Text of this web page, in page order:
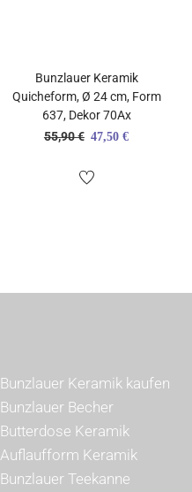
Bunzlauer Keramik
Quicheform, Ø 24 cm, Form
637, Dekor 70Ax
55,90€ Ursprünglicher
war:
47,50€Aktueller
Bunzlauer Keramik kaufen
Bunzlauer Becher
Butterdose Keramik
Auflaufform Keramik
Bunzlauer Teekanne